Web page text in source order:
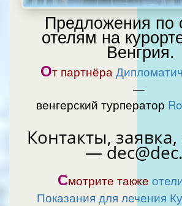
Предложения по
отелям на
Венгрия.
От партнёра
—
венгерский турператор
Контакты,
—
Смотрите также
Показания для лечения